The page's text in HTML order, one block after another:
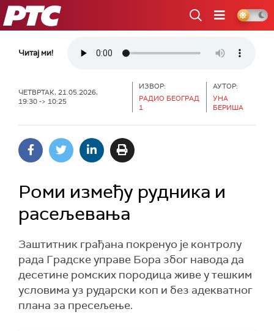
РТС
Читај ми!
ЧЕТВРТАК, 21.05.2026,
19:30 -> 10:25
ИЗВОР:
РАДИО БЕОГРАД
1
АУТОР:
УНА
БЕРИША
Роми између рудника и
расељевања
Заштитник грађана покренуо је контролу
рада Градске управе Бора због навода да
десетине ромских породица живе у тешким
условима уз рударски коп и без адекватног
плана за пресељење.